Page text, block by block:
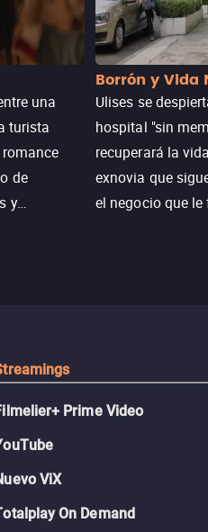
una
turista
de
y
Borrón y Vida
Ulises se
hospital "sin
recuperará la
exnovia que
el negocio que
Prime Video
ViX
On Demand